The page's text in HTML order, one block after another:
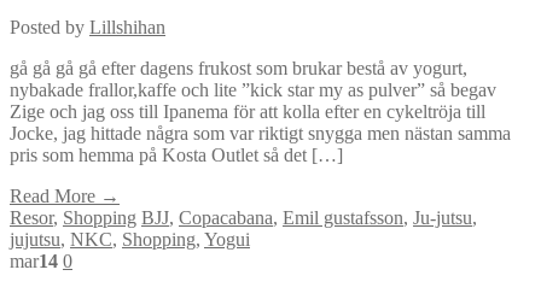
Posted by Lillshihan
gå gå gå gå efter dagens frukost som brukar bestå av yogurt,
nybakade frallor,kaffe och lite ”kick star my as pulver” så begav
Zige och jag oss till Ipanema för att kolla efter en cykeltröja till
Jocke, jag hittade några som var riktigt snygga men nästan samma
pris som hemma på Kosta Outlet så det […]
Read More →
Resor, Shopping BJJ, Copacabana, Emil gustafsson, Ju-jutsu,
jujutsu, NKC, Shopping, Yogui
mar14 0